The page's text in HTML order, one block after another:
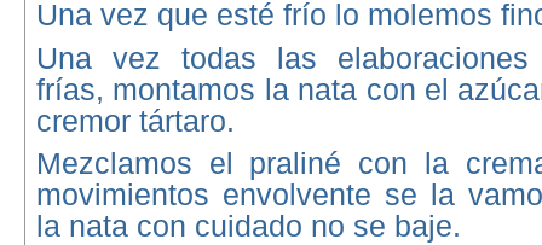
Una vez que esté frío lo molemos
Una vez todas las elaboraciones
frías, montamos la nata con el
cremor tártaro.
Mezclamos el praliné con la
movimientos envolvente se la
la nata con cuidado no se baje.